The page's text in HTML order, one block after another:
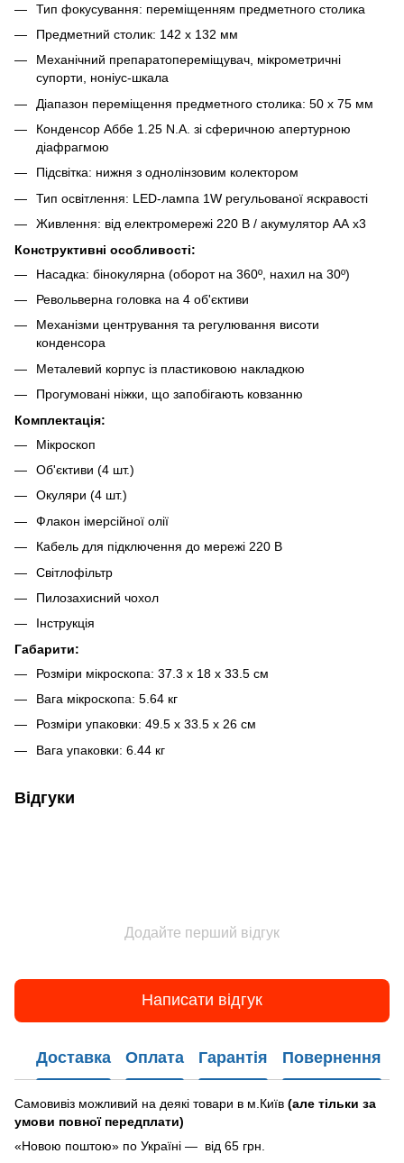
Тип фокусування: переміщенням предметного столика
Предметний столик: 142 х 132 мм
Механічний препаратопереміщувач, мікрометричні
супорти, ноніус-шкала
Діапазон переміщення предметного столика: 50 х 75 мм
Конденсор Аббе 1.25 N.A. зі сферичною апертурною
діафрагмою
Підсвітка: нижня з однолінзовим колектором
Тип освітлення: LED-лампа 1W регульованої яскравості
Живлення: від електромережі 220 В / акумулятор АА х3
Конструктивні особливості:
Насадка: бінокулярна (оборот на 360º, нахил на 30º)
Револьверна головка на 4 об'єктиви
Механізми центрування та регулювання висоти
конденсора
Металевий корпус із пластиковою накладкою
Прогумовані ніжки, що запобігають ковзанню
Комплектація:
Мікроскоп
Об'єктиви (4 шт.)
Окуляри (4 шт.)
Флакон імерсійної олії
Кабель для підключення до мережі 220 В
Світлофільтр
Пилозахисний чохол
Інструкція
Габарити:
Розміри мікроскопа: 37.3 x 18 x 33.5 см
Вага мікроскопа: 5.64 кг
Розміри упаковки: 49.5 x 33.5 x 26 см
Вага упаковки: 6.44 кг
Відгуки
Додайте перший відгук
Написати відгук
Доставка Оплата Гарантія Повернення
Самовивіз можливий на деякі товари в м.Київ (але тільки за
умови повної передплати)
«Новою поштою» по Україні — від 65 грн.